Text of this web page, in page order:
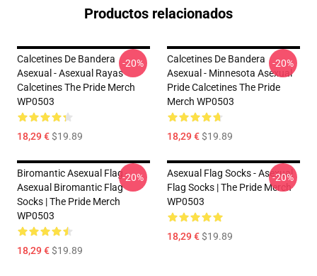
Productos relacionados
Calcetines De Bandera
Asexual - Asexual Rayas
Calcetines The Pride Merch
WP0503
18,29 €$19.89
-20%
Calcetines De Bandera
Asexual - Minnesota Asexual
Pride Calcetines The Pride
Merch WP0503
18,29 €$19.89
-20%
Biromantic Asexual Flag -
Asexual Biromantic Flag
Socks | The Pride Merch
WP0503
18,29 €$19.89
-20%
Asexual Flag Socks - Asexual
Flag Socks | The Pride Merch
WP0503
18,29 €$19.89
-20%